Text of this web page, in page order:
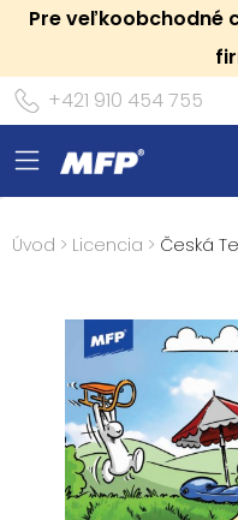
Pre veľkoobchodné
+421 910 454 755
Úvod > Licencia > Česká